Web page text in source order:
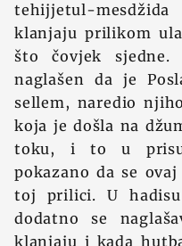
tehijjetul-
klanjaju prilikom
što čovjek
naglašen da je
sellem, naredio
koja je došla na
toku, i to u
pokazano da se
toj prilici. U
dodatno se
klanjaju i kada